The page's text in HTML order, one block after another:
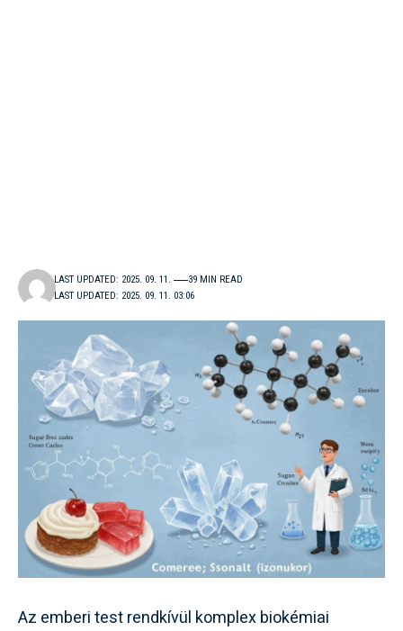
LAST UPDATED: 2025. 09. 11. 03:06
LAST UPDATED: 2025. 09. 11. 39 MIN READ
Az emberi test rendkívül komplex biokémiai